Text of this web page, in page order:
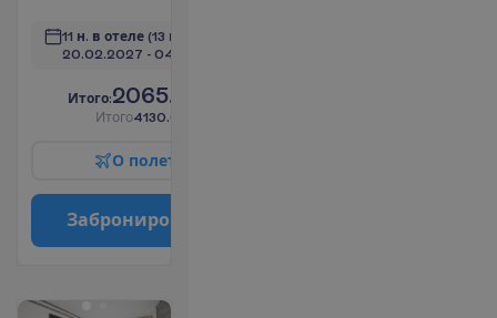
11 н. в отеле (13 н. всего)
20.02.2027 - 04.03.2027
Итого:2065.00
Итого4130.00
О полет
Заброниро